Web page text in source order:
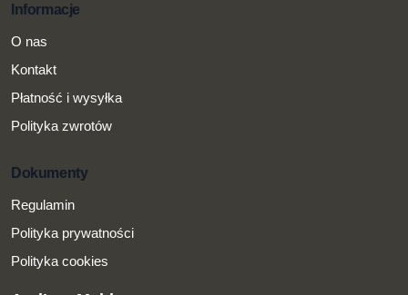
Informacje
O nas
Kontakt
Płatność i wysyłka
Polityka zwrotów
Dokumenty
Regulamin
Polityka prywatności
Polityka cookies